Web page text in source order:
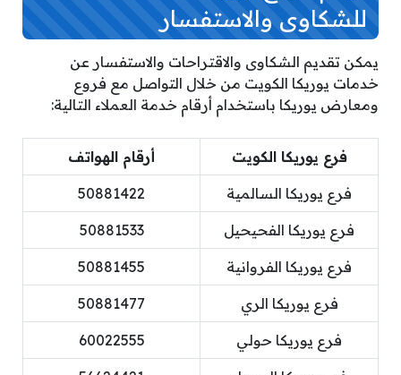
للشكاوى والاستفسار
يمكن تقديم الشكاوى والاقتراحات والاستفسار عن
خدمات يوريكا الكويت من خلال التواصل مع فروع
ومعارض يوريكا باستخدام أرقام خدمة العملاء التالية:
فرع يوريكا الكويت أرقام الهواتف
فرع يوريكا السالمية 50881422
فرع يوريكا الفحيحيل 50881533
فرع يوريكا الفروانية 50881455
فرع يوريكا الري 50881477
فرع يوريكا حولي 60022555